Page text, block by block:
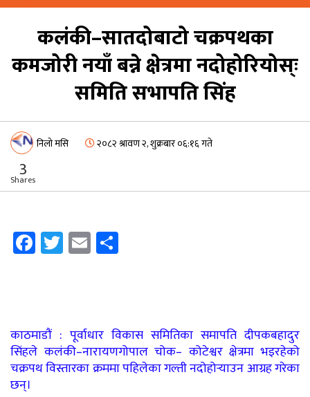
कलंकी–सातदोबाटो चक्रपथका
कमजोरी नयाँ बन्ने क्षेत्रमा नदोहोरियोस्ः
समिति सभापति सिंह
निलो मसि २०८२ श्रावण २, शुक्रबार ०६:१६ गते
3
Shares
Facebook
Twitter
Email
काठमाडौं : पूर्वाधार विकास समितिका समापति दीपकबहादुर
सिंहले कलंकी–नारायणगोपाल चोक– कोटेश्वर क्षेत्रमा भइरहेको
चक्रपथ विस्तारका क्रममा पहिलेका गल्ती नदोहोर्‍याउन आग्रह गरेका
छन्।